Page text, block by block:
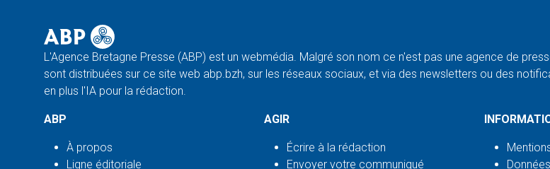
L'Agence Bretagne Presse (ABP) est un webmédia. Malgré son nom ce n'est pas une agence de
sont distribuées sur ce site web abp.bzh, sur les réseaux sociaux, et via des newsletters ou des
en plus l'IA pour la rédaction.
ABP
À propos
Ligne éditoriale
AGIR
Écrire à la rédaction
Envoyer votre communiqué